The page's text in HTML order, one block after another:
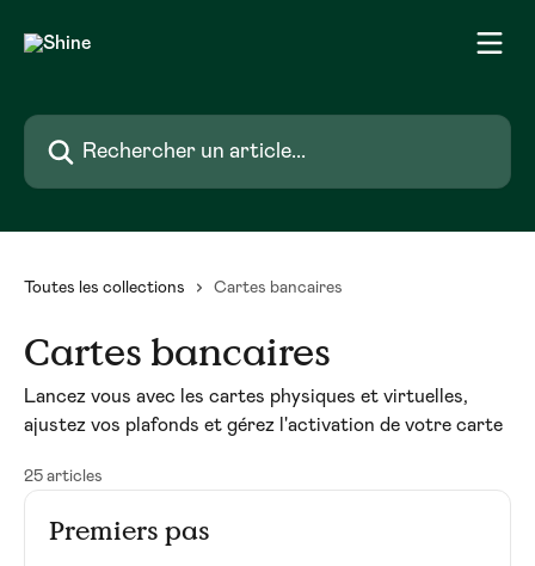
Rechercher un article...
Toutes les collections Cartes bancaires
Cartes bancaires
Lancez vous avec les cartes physiques et virtuelles,
ajustez vos plafonds et gérez l'activation de votre carte
25 articles
Premiers pas